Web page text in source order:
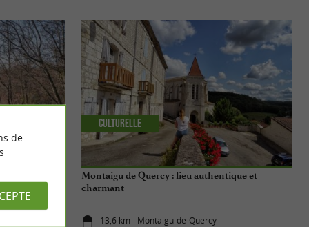
Montaigu de Quercy : lieu authentique et
charmant
13,6 km - Montaigu-de-Quercy
Culturelle
de